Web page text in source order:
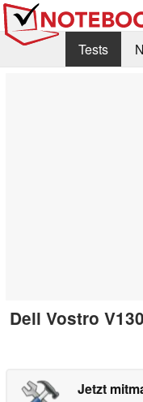
Tests
Dell Vostro
Jetzt